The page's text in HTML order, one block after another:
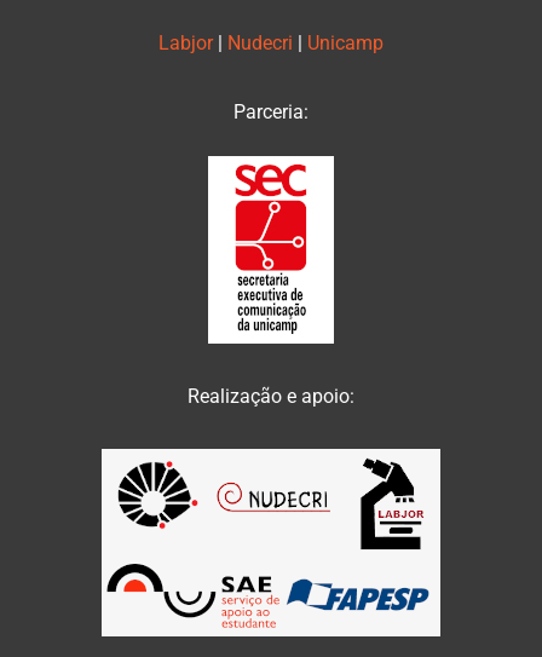
Labjor | Nudecri | Unicamp
Parceria:
Realização e apoio: